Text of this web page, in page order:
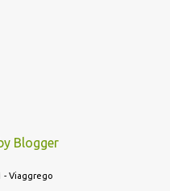
Blogger
- Viaggrego